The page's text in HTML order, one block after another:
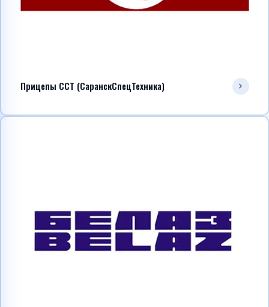
Прицепы ССТ (СаранскСпецТехника)